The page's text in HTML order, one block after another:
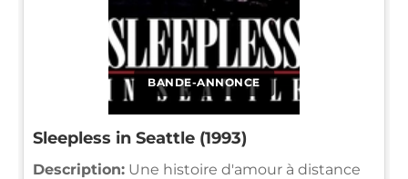
BANDE-ANNONCE
Sleepless in Seattle (1993)
Description: Une histoire d'amour à distance